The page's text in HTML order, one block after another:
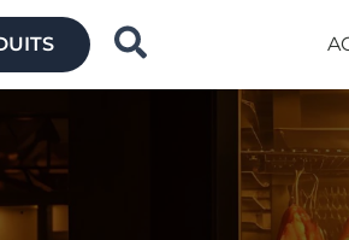
Rechercher